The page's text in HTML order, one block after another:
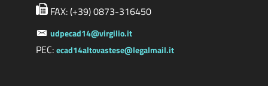
FAX: (+39) 0873-316450
udpecad14@virgilio.it
PEC:ecad14altovastese@legalmail.it